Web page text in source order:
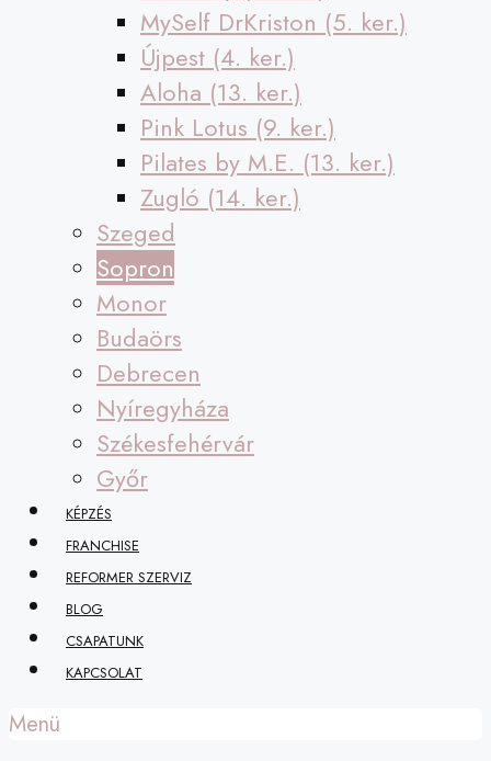
MySelf DrKriston (5. ker.)
Újpest (4. ker.)
Aloha (13. ker.)
Pink Lotus (9. ker.)
Pilates by M.E. (13. ker.)
Zugló (14. ker.)
Szeged
Sopron
Monor
Budaörs
Debrecen
Nyíregyháza
Székesfehérvár
Győr
KÉPZÉS
FRANCHISE
REFORMER SZERVIZ
BLOG
CSAPATUNK
KAPCSOLAT
Menü